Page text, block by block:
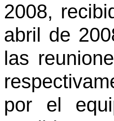
2008,
abril de
las
por el